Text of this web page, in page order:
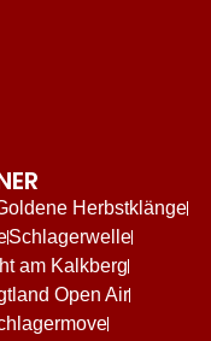
Herbstklänge
Schlagerwelle
am Kalkberg
Open Air